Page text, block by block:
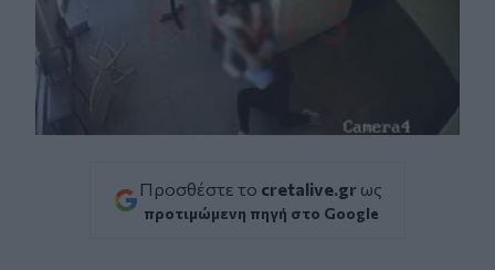
Προσθέστε το cretalive.gr ως
προτιμώμενη πηγή στο Google